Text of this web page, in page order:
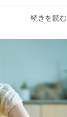
続きを読む